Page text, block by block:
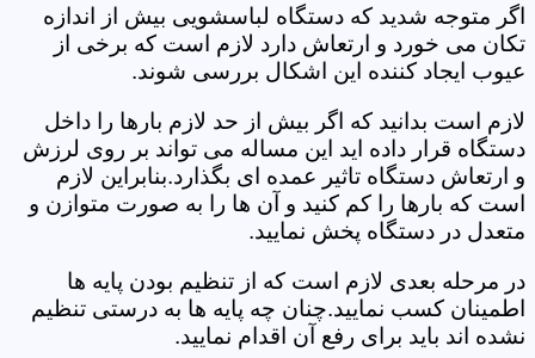
اگر متوجه شدید که دستگاه لباسشویی بیش از اندازه
تکان می خورد و ارتعاش دارد لازم است که برخی از
عیوب ایجاد کننده این اشکال بررسی شوند.
لازم است بدانید که اگر بیش از حد لازم بارها را داخل
دستگاه قرار داده اید این مساله می تواند بر روی لرزش
و ارتعاش دستگاه تاثیر عمده ای بگذارد.بنابراین لازم
است که بارها را کم کنید و آن ها را به صورت متوازن و
متعدل در دستگاه پخش نمایید.
در مرحله بعدی لازم است که از تنظیم بودن پایه ها
اطمینان کسب نمایید.چنان چه پایه ها به درستی تنظیم
نشده اند باید برای رفع آن اقدام نمایید.